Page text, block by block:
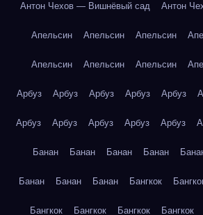
Антон Чехов — Вишнёвый сад Антон
Апельсин Апельсин Апельсин
Апельсин Апельсин Апельсин
Арбуз Арбуз Арбуз Арбуз Арбуз
Арбуз Арбуз Арбуз Арбуз Арбуз
Банан Банан Банан Банан
Банан Банан Банан Бангкок
Бангкок Бангкок Бангкок Бангкок